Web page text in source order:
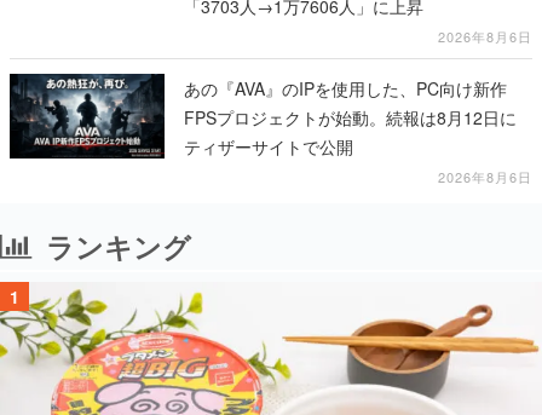
「3703人→1万7606人」に上昇
2026年8月6日
あの『AVA』のIPを使用した、PC向け新作
FPSプロジェクトが始動。続報は8月12日に
ティザーサイトで公開
2026年8月6日
ランキング
1